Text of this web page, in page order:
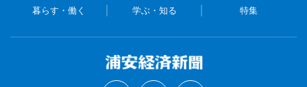
暮らす・働く 学ぶ・知る 特集